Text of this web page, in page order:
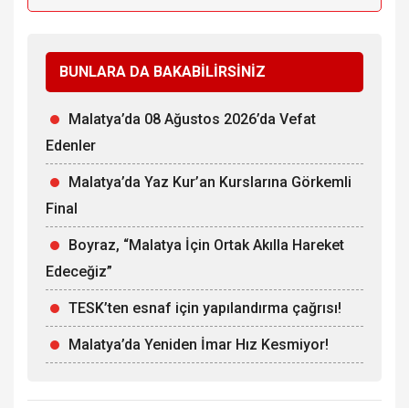
BUNLARA DA BAKABİLİRSİNİZ
Malatya’da 08 Ağustos 2026’da Vefat
Edenler
Malatya’da Yaz Kur’an Kurslarına Görkemli
Final
Boyraz, “Malatya İçin Ortak Akılla Hareket
Edeceğiz”
TESK’ten esnaf için yapılandırma çağrısı!
Malatya’da Yeniden İmar Hız Kesmiyor!